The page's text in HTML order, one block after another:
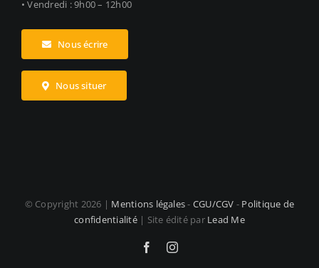
• Vendredi : 9h00 – 12h00
Nous écrire
Nous situer
© Copyright 2026 | Mentions légales- CGU/CGV - Politique de
confidentialité| Site édité par Lead Me
FacebookInstagram